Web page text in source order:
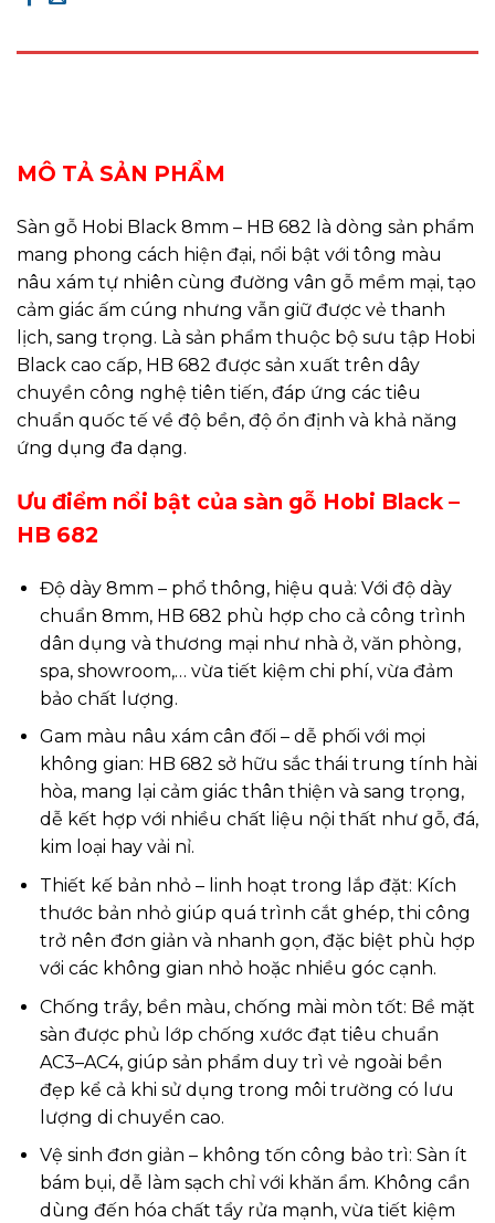
MÔ TẢ SẢN PHẨM
Sàn gỗ Hobi Black 8mm – HB 682 là dòng sản phẩm
mang phong cách hiện đại, nổi bật với tông màu
nâu xám tự nhiên cùng đường vân gỗ mềm mại, tạo
cảm giác ấm cúng nhưng vẫn giữ được vẻ thanh
lịch, sang trọng. Là sản phẩm thuộc bộ sưu tập Hobi
Black cao cấp, HB 682 được sản xuất trên dây
chuyền công nghệ tiên tiến, đáp ứng các tiêu
chuẩn quốc tế về độ bền, độ ổn định và khả năng
ứng dụng đa dạng.
Ưu điểm nổi bật của sàn gỗ Hobi Black –
HB 682
Độ dày 8mm – phổ thông, hiệu quả: Với độ dày
chuẩn 8mm, HB 682 phù hợp cho cả công trình
dân dụng và thương mại như nhà ở, văn phòng,
spa, showroom,… vừa tiết kiệm chi phí, vừa đảm
bảo chất lượng.
Gam màu nâu xám cân đối – dễ phối với mọi
không gian: HB 682 sở hữu sắc thái trung tính hài
hòa, mang lại cảm giác thân thiện và sang trọng,
dễ kết hợp với nhiều chất liệu nội thất như gỗ, đá,
kim loại hay vải nỉ.
Thiết kế bản nhỏ – linh hoạt trong lắp đặt: Kích
thước bản nhỏ giúp quá trình cắt ghép, thi công
trở nên đơn giản và nhanh gọn, đặc biệt phù hợp
với các không gian nhỏ hoặc nhiều góc cạnh.
Chống trầy, bền màu, chống mài mòn tốt: Bề mặt
sàn được phủ lớp chống xước đạt tiêu chuẩn
AC3–AC4, giúp sản phẩm duy trì vẻ ngoài bền
đẹp kể cả khi sử dụng trong môi trường có lưu
lượng di chuyển cao.
Vệ sinh đơn giản – không tốn công bảo trì: Sàn ít
bám bụi, dễ làm sạch chỉ với khăn ẩm. Không cần
dùng đến hóa chất tẩy rửa mạnh, vừa tiết kiệm